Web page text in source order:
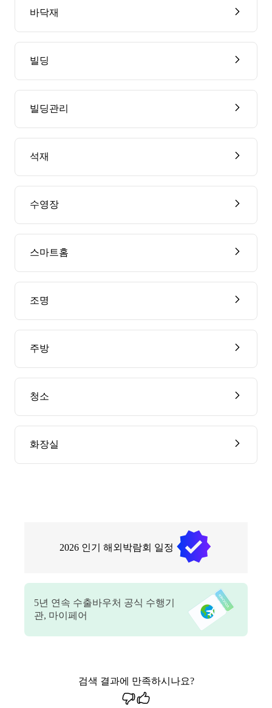
바닥재
빌딩
빌딩관리
석재
수영장
스마트홈
조명
주방
청소
화장실
2026 인기 해외박람회 일정
5년 연속 수출바우처 공식 수행기
관, 마이페어
검색 결과에 만족하시나요?